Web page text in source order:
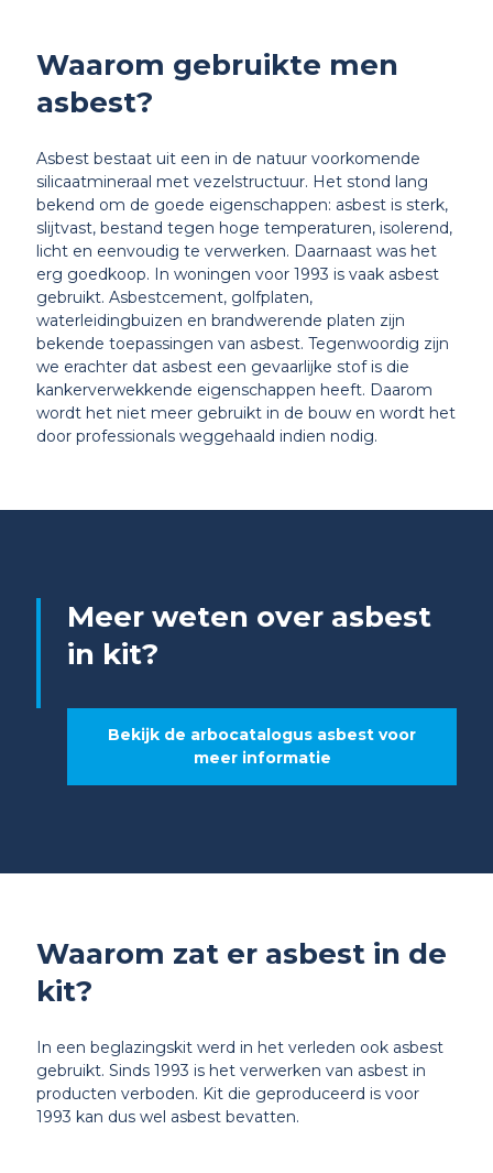
Waarom gebruikte men
asbest?
Asbest bestaat uit een in de natuur voorkomende
silicaatmineraal met vezelstructuur. Het stond lang
bekend om de goede eigenschappen: asbest is sterk,
slijtvast, bestand tegen hoge temperaturen, isolerend,
licht en eenvoudig te verwerken. Daarnaast was het
erg goedkoop. In woningen voor 1993 is vaak asbest
gebruikt. Asbestcement, golfplaten,
waterleidingbuizen en brandwerende platen zijn
bekende toepassingen van asbest. Tegenwoordig zijn
we erachter dat asbest een gevaarlijke stof is die
kankerverwekkende eigenschappen heeft. Daarom
wordt het niet meer gebruikt in de bouw en wordt het
door professionals weggehaald indien nodig.
Meer weten over asbest
in kit?
Bekijk de arbocatalogus asbest voor
meer informatie
Waarom zat er asbest in de
kit?
In een beglazingskit werd in het verleden ook asbest
gebruikt. Sinds 1993 is het verwerken van asbest in
producten verboden. Kit die geproduceerd is voor
1993 kan dus wel asbest bevatten.